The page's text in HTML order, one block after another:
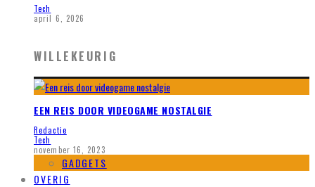
Tech
april 6, 2026
WILLEKEURIG
EEN REIS DOOR VIDEOGAME NOSTALGIE
Redactie
Tech
november 16, 2023
GADGETS
OVERIG